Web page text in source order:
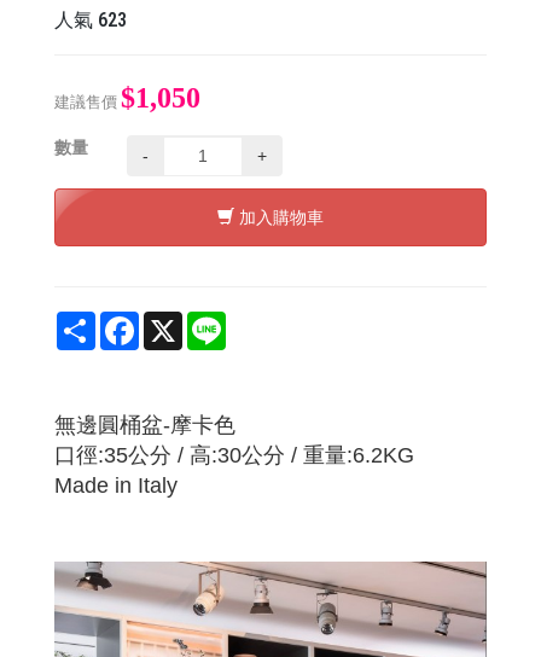
人氣 623
建議售價 $1,050
數量 - +
加入購物車
Share Facebook
X
無邊圓桶盆-摩卡色
口徑:35公分 / 高:30公分 / 重量:6.2KG
Made in Italy